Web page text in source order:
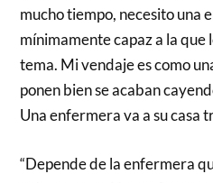
mucho tiempo, necesito una
mínimamente capaz a la que
tema. Mi vendaje es como
ponen bien se acaban
Una enfermera va a su casa
“Depende de la enfermera